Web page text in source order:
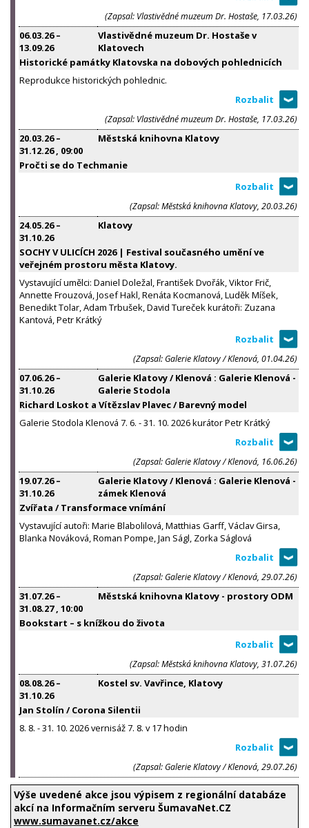
(Zapsal: Vlastivědné muzeum Dr. Hostaše, 17.03.26)
06.03.26–
13.09.26
Vlastivědné muzeum Dr. Hostaše v
Klatovech
Historické památky Klatovska na dobových pohlednicích
Reprodukce historických pohlednic.
(Zapsal: Vlastivědné muzeum Dr. Hostaše, 17.03.26)
20.03.26–
31.12.26, 09:00
Městská knihovna Klatovy
Pročti se do Techmanie
(Zapsal: Městská knihovna Klatovy, 20.03.26)
24.05.26–
31.10.26
Klatovy
SOCHY V ULICÍCH 2026 | Festival současného umění ve
veřejném prostoru města Klatovy.
Vystavující umělci: Daniel Doležal, František Dvořák, Viktor Frič,
Annette Frouzová, Josef Hakl, Renáta Kocmanová, Luděk Míšek,
Benedikt Tolar, Adam Trbušek, David Tureček kurátoři: Zuzana
Kantová, Petr Krátký
(Zapsal: Galerie Klatovy / Klenová, 01.04.26)
07.06.26–
31.10.26
Galerie Klatovy / Klenová : Galerie Klenová -
Galerie Stodola
Richard Loskot a Vítězslav Plavec / Barevný model
Galerie Stodola Klenová 7. 6. - 31. 10. 2026 kurátor Petr Krátký
(Zapsal: Galerie Klatovy / Klenová, 16.06.26)
19.07.26–
31.10.26
Galerie Klatovy / Klenová : Galerie Klenová -
zámek Klenová
Zvířata / Transformace vnímání
Vystavující autoři: Marie Blabolilová, Matthias Garff, Václav Girsa,
Blanka Nováková, Roman Pompe, Jan Ságl, Zorka Ságlová
(Zapsal: Galerie Klatovy / Klenová, 29.07.26)
31.07.26–
31.08.27, 10:00
Městská knihovna Klatovy - prostory ODM
Bookstart – s knížkou do života
(Zapsal: Městská knihovna Klatovy, 31.07.26)
08.08.26–
31.10.26
Kostel sv. Vavřince, Klatovy
Jan Stolín / Corona Silentii
8. 8. - 31. 10. 2026 vernisáž 7. 8. v 17 hodin
(Zapsal: Galerie Klatovy / Klenová, 29.07.26)
Výše uvedené akce jsou výpisem z regionální databáze
akcí na Informačním serveru ŠumavaNet.CZ
www.sumavanet.cz/akce